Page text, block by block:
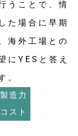
うことで、情
た場合に早期
海外工場との
にYESと答え
。
造力
スト